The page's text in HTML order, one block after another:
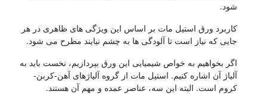
شود.
کاربرد ورق استیل مات بر اساس این ویژگی های ظاهری در هر
جایی که نیاز است تا آلودگی ها به چشم نیایند مطرح می شود.
اگر بخواهیم به خواص شیمیایی این ورق بپردازیم، نخست باید به
آلیاژ آن اشاره کنیم. استیل مات از گروه آلیاژهای آهن-کربن-
کروم است. البته این سه، عناصر عمده و مهم آن هستند.